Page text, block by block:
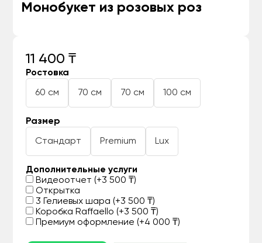
Монобукет из розовых роз
11 400 ₸
Ростовка
60 см 70 см 70 см 100 см
Размер
Стандарт Premium Lux
Дополнительные услуги
Видеоотчет (+3 500 ₸)
Открытка
3 Гелиевых шара (+3 500 ₸)
Коробка Raffaello (+3 500 ₸)
Премиум оформление (+4 000 ₸)